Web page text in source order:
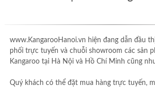
www.KangarooHanoi.vn hiện đang dẫn đầu
phối trực tuyến và chuỗi showroom các sản
Kangaroo tại Hà Nội và Hồ Chí Minh cũng
Quý khách có thể đặt mua hàng trực tuyến,